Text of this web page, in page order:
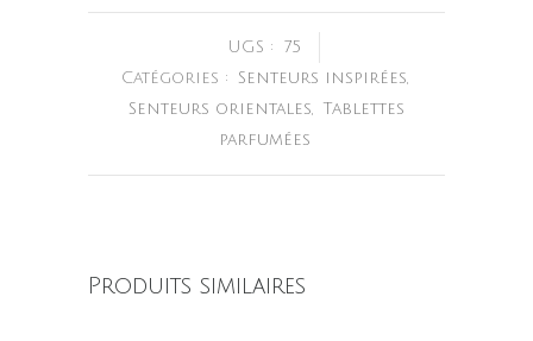
UGS :
75
Catégories :
Senteurs inspirées,
Senteurs orientales, Tablettes
parfumées
Produits similaires